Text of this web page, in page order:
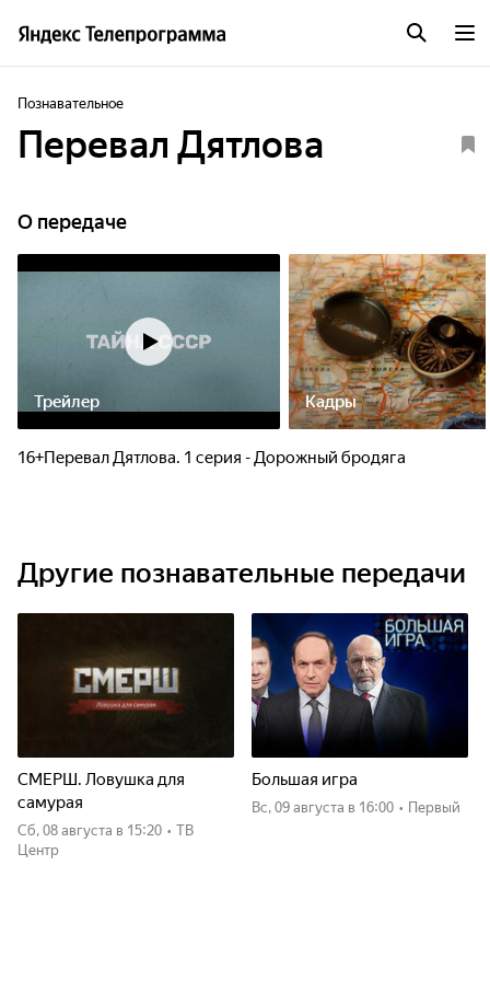
Познавательное
Перевал Дятлова
О передаче
Трейлер Кадры
16+Перевал Дятлова. 1 серия - Дорожный бродяга
Другие познавательные передачи
СМЕРШ. Ловушка для
самурая
сб, 08 августа в 15:20 • ТВ
Центр
Большая игра
вс, 09 августа в 16:00 • Первый